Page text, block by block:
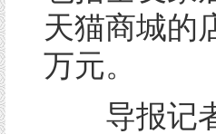
天猫商城的
万元。
导报记者